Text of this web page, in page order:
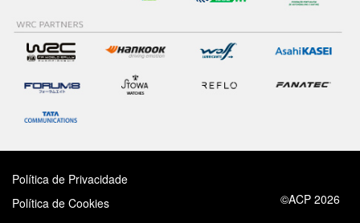
Política de Privacidade
Política de Cookies
©ACP 2026